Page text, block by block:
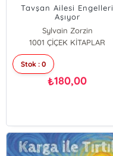
Tavşan Ailesi Engelleri
Aşıyor
Sylvain Zorzin
1001 ÇİÇEK KİTAPLAR
Stok : 0
₺180,00